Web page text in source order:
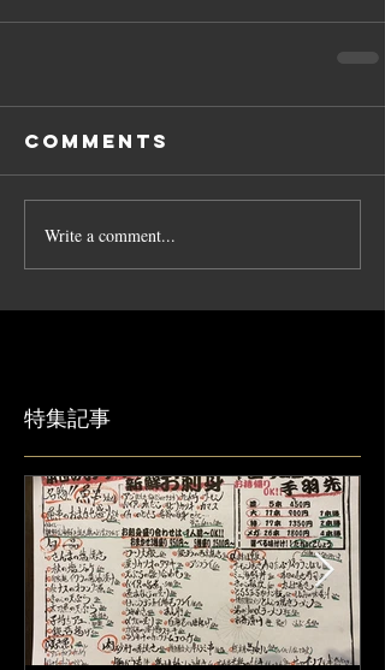
Comments
Write a comment...
特集記事